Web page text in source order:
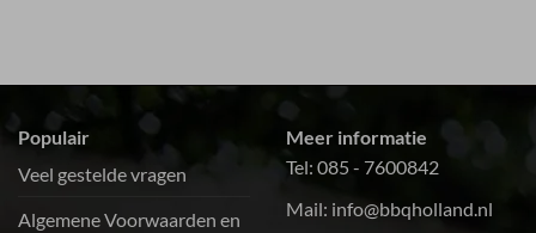
Populair
Veel gestelde vragen
Algemene Voorwaarden en
Meer informatie
Tel: 085 - 7600842
Mail: info@bbqholland.nl